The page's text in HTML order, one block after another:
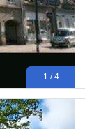
1 / 4